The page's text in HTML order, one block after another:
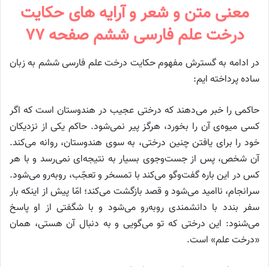
معنی متن و شعر و آرایه های حکایت
درخت علم فارسی ششم صفحه ۷۷
در ادامه به گسترش مفهوم حکایت درخت علم فارسی ششم به زبان
ساده پرداخته ایم:
حاکمی را خبر می‌دهند که درختی عجیب در هندوستان است که اگر
کسی میوه‌ی آن را بخورد، هرگز پیر نمی‌شود. حاکم یکی از نزدیکان
خود را برای یافتن چنین درختی، به سوی هندوستان، روانه می‌کند.
آن شخص، پس از جست‌وجوی بسیار به نتیجه‌ای نمی‌رسد و با هر
کس در این باره گفت‌وگو می‌کند با تمسخر و تعجّب، روبه‌رو می‌شود.
سرانجام، ناامید می‌شود و قصد بازگشت می‌کند؛ امّا پیش از اینکه بار
سفر بندد با دانشمندی روبه‌رو می‌شود و با شگفتی از او پاسخ
می‌شنود: این درختی که تو می‌گویی و به دنبال آن هستی، همان
«درخت علم» است.